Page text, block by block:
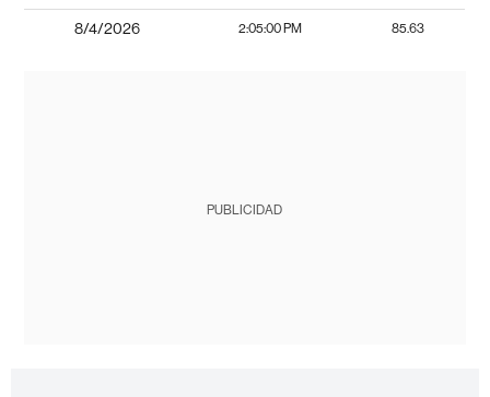
8/4/2026 2:05:00 PM 85.63
PUBLICIDAD